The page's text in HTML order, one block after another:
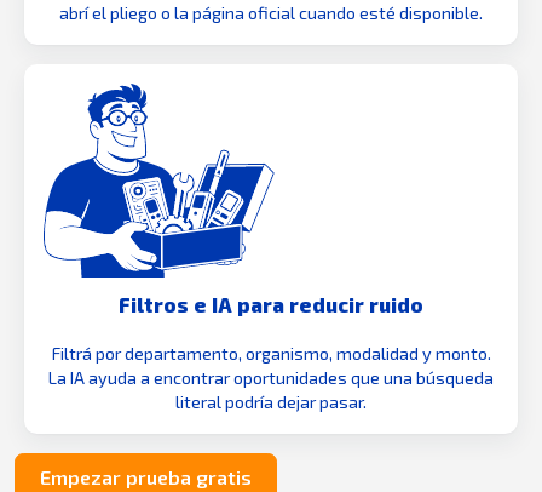
abrí el pliego o la página oficial cuando esté disponible.
Filtros e IA para reducir ruido
Filtrá por departamento, organismo, modalidad y monto.
La IA ayuda a encontrar oportunidades que una búsqueda
literal podría dejar pasar.
Empezar prueba gratis